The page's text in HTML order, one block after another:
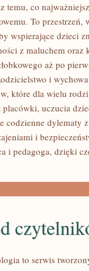
temu, co
To
wspierające dzieci
z maluchem oraz
aż po
i
które dla wielu
placówki, uczucia
codzienne dylematy
i
i pedagoga, dzięki
to serwis